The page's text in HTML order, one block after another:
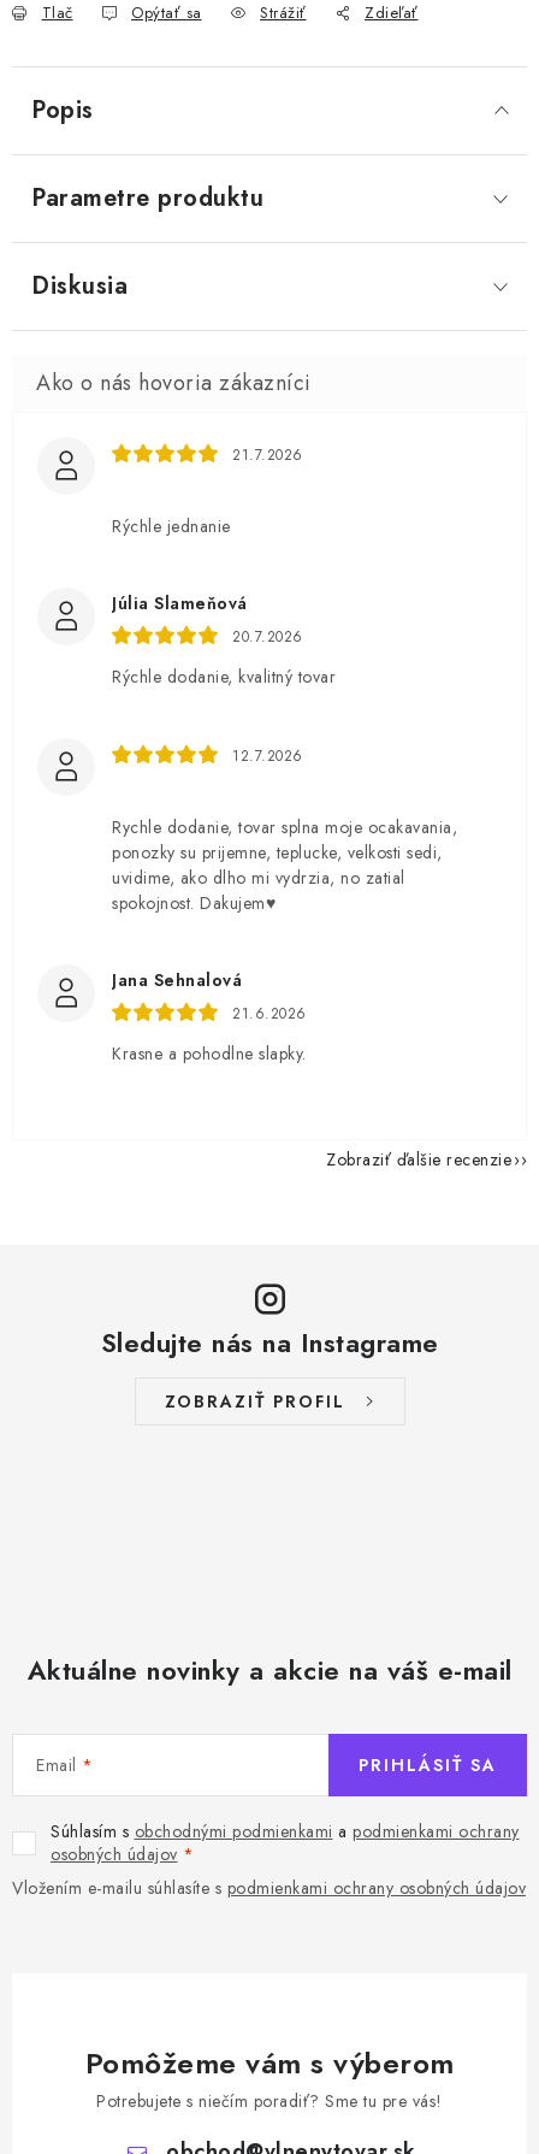
Tlač Opýtať sa Strážiť Zdieľať
Popis
Parametre produktu
Diskusia
21.7.2026
Rýchle jednanie
Júlia Slameňová
20.7.2026
Rýchle dodanie, kvalitný tovar
12.7.2026
Rychle dodanie, tovar splna moje ocakavania,
ponozky su prijemne, teplucke, velkosti sedi,
uvidime, ako dlho mi vydrzia, no zatial
spokojnost. Dakujem♥️
Jana Sehnalová
21.6.2026
Krasne a pohodlne slapky.
Zobraziť ďalšie recenzie
Sledujte nás na Instagrame
ZOBRAZIŤ PROFIL
Aktuálne novinky a akcie na váš e-mail
Email
Súhlasím s obchodnými podmienkami a podmienkami ochrany
osobných údajov
Vložením e-mailu súhlasíte s podmienkami ochrany osobných údajov
PRIHLÁSIŤ SA
Pomôžeme vám s výberom
Potrebujete s niečím poradiť? Sme tu pre vás!